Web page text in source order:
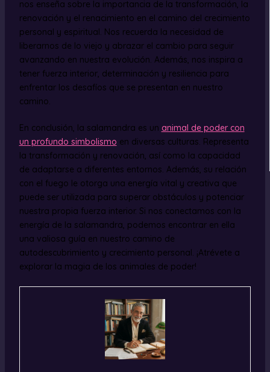
nos enseña sobre la importancia de la transformación, la
renovación y el renacimiento en el camino del crecimiento
personal y espiritual. Nos recuerda la necesidad de
liberarnos de lo viejo y abrazar el cambio para seguir
avanzando en nuestra evolución. Además, nos inspira a
tener fuerza interior, determinación y resiliencia para
enfrentar los desafíos que se presentan en nuestro
camino.
En conclusión, la salamandra es un animal de poder con
un profundo simbolismo en diversas culturas. Representa
la transformación y renovación, así como la capacidad
de adaptarse a diferentes entornos. Además, su relación
con el fuego le otorga una energía vital y creativa que
puede ser utilizada para superar obstáculos y potenciar
nuestra propia fuerza interior. Si nos conectamos con la
energía de la salamandra, podemos encontrar en ella
una valiosa guía en nuestro camino de
autodescubrimiento y crecimiento personal. ¡Atrévete a
explorar la magia de los animales de poder!